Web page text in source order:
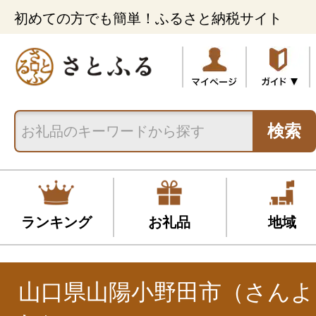
初めての方でも簡単！ふるさと納税サイト
検索
ランキング お礼品 地域
山口県山陽小野田市（さん